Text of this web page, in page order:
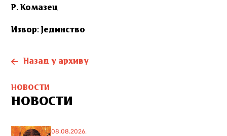
Р. Комазец
Извор: Јединство
Назад у архиву
НОВОСТИ
НОВОСТИ
08.08.2026.